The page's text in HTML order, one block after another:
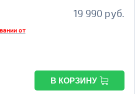
19 990 руб.
от
В КОРЗИНУ